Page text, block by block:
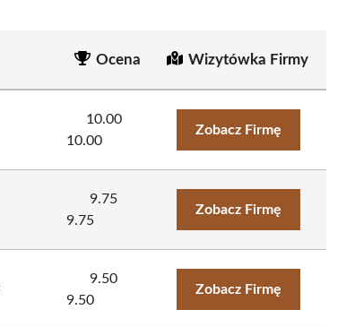
Ocena Wizytówka Firmy
10.00
10.00
Zobacz Firmę
9.75
9.75
Zobacz Firmę
9.50
9.50
Zobacz Firmę